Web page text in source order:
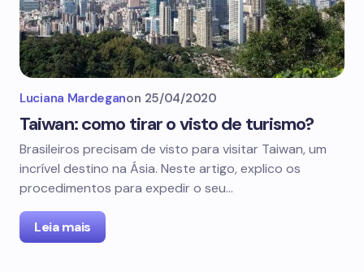
Luciana Mardeganon 25/04/2020
Taiwan: como tirar o visto de turismo?
Brasileiros precisam de visto para visitar Taiwan, um
incrível destino na Ásia. Neste artigo, explico os
procedimentos para expedir o seu…
Leia mais